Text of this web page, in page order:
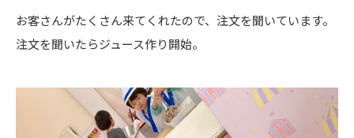
お客さんがたくさん来てくれたので、注文を聞いています。
注文を聞いたらジュース作り開始。